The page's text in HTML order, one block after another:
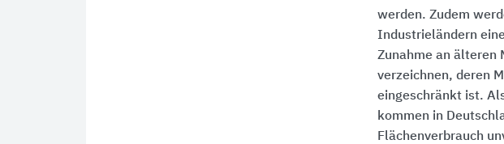
werden. Zudem
Industrieländern
Zunahme an älteren
verzeichnen, deren
eingeschränkt ist.
kommen in
Flächenverbrauch